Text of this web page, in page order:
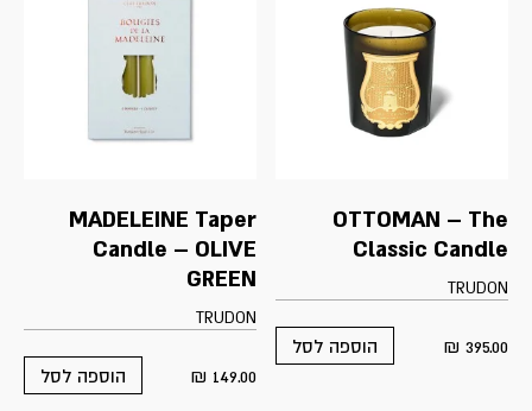
OTTOMAN – The
Classic Candle
TRUDON
395.00
₪ הוספה לסל
MADELEINE Taper
Candle – OLIVE
GREEN
TRUDON
149.00
₪ הוספה לסל